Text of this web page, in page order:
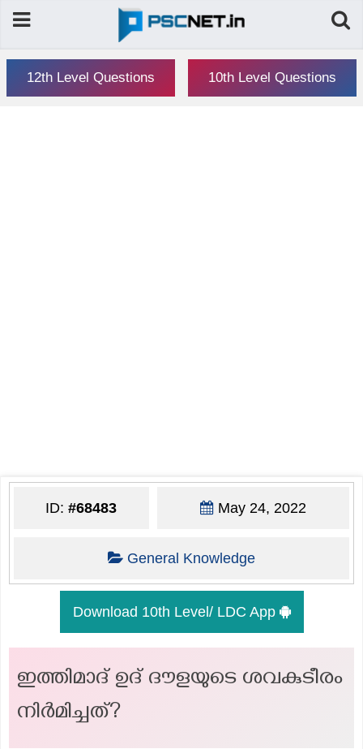
12th Level Questions 10th Level Questions
ID:#68483 May 24, 2022
General Knowledge
Download 10th Level/ LDC App
ഇത്തിമാദ് ഉദ് ദൗളയുടെ ശവകുടീരം
നിർമിച്ചത്?